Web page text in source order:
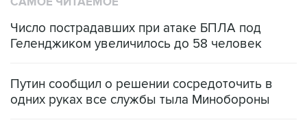
Число пострадавших при атаке БПЛА под
Геленджиком увеличилось до 58 человек
Путин сообщил о решении сосредоточить в
одних руках все службы тыла Минобороны